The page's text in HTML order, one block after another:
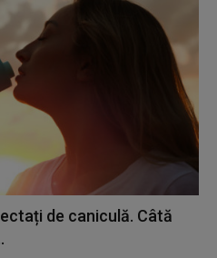
de caniculă. Câtă